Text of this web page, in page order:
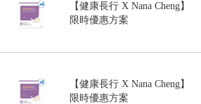
【健康長行 X Nana Cheng】
限時優惠方案
【健康長行 X Nana Cheng】
限時優惠方案